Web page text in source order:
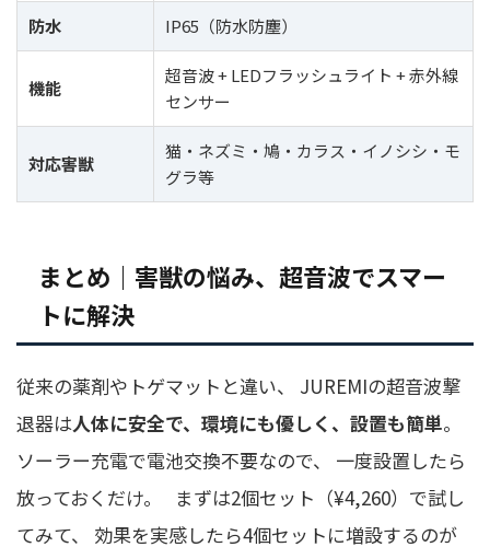
防水 IP65（防水防塵）
機能
超音波 + LEDフラッシュライト + 赤外線
センサー
対応害獣
猫・ネズミ・鳩・カラス・イノシシ・モ
グラ等
まとめ｜害獣の悩み、超音波でスマー
トに解決
従来の薬剤やトゲマットと違い、 JUREMIの超音波撃
退器は人体に安全で、環境にも優しく、設置も簡単。
ソーラー充電で電池交換不要なので、 一度設置したら
放っておくだけ。 まずは2個セット（¥4,260）で試し
てみて、 効果を実感したら4個セットに増設するのが